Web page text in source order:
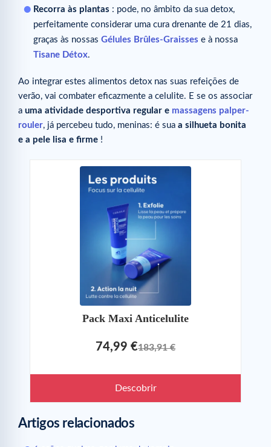
Recorra às plantas : pode, no âmbito da sua detox,
perfeitamente considerar uma cura drenante de 21 dias,
graças às nossas Gélules Brûles-Graisses e à nossa
Tisane Détox.
Ao integrar estes alimentos detox nas suas refeições de
verão, vai combater eficazmente a celulite. E se os associar
a uma atividade desportiva regular e massagens palper-
rouler, já percebeu tudo, meninas: é sua a silhueta bonita
e a pele lisa e firme !
Pack Maxi Anticelulite
74,99 €183,91 €
Descobrir
Artigos relacionados